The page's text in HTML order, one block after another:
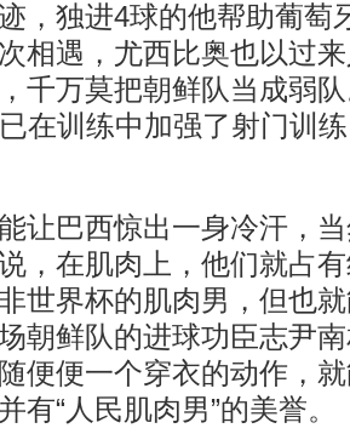
，独进4球的他帮助葡萄
相遇，尤西比奥也以过
千万莫把朝鲜队当成弱
在训练中加强了射门训
巴西惊出一身冷汗，当
，在肌肉上，他们就占
世界杯的肌肉男，但也
朝鲜队的进球功臣志尹
便便一个穿衣的动作，
有“人民肌肉男”的美誉。